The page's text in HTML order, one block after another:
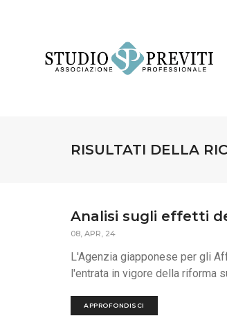
RISULTATI DELLA
Analisi sugli effetti
08, APR, 24
L'Agenzia giapponese per gli
l'entrata in vigore della riforma
APPROFONDISCI